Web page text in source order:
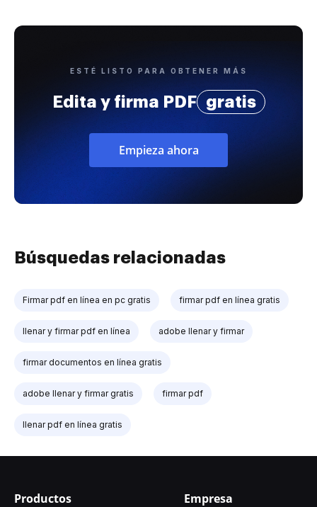
ESTÉ LISTO PARA OBTENER MÁS
Edita y firma PDF gratis
Empieza ahora
Búsquedas relacionadas
Firmar pdf en línea en pc gratis firmar pdf en línea gratis
llenar y firmar pdf en línea adobe llenar y firmar
firmar documentos en línea gratis
adobe llenar y firmar gratis firmar pdf
llenar pdf en línea gratis
Productos Empresa